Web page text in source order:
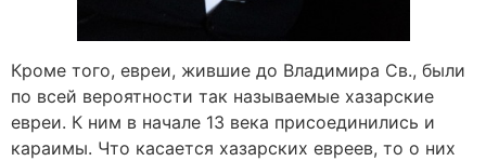
Кроме того, евреи, жившие до Владимира Св., были
по всей вероятности так называемые хазарские
евреи. К ним в начале 13 века присоединились и
караимы. Что касается хазарских евреев, то о них